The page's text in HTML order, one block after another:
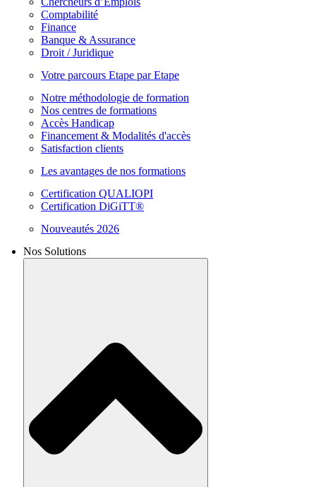
Comptabilité
Finance
Banque & Assurance
Droit / Juridique
Votre parcours Etape par Etape
Notre méthodologie de formation
Nos centres de formations
Accès Handicap
Financement & Modalités d'accès
Satisfaction clients
Les avantages de nos formations
Certification QUALIOPI
Certification DiGiTT®
Nouveautés 2026
Nos Solutions